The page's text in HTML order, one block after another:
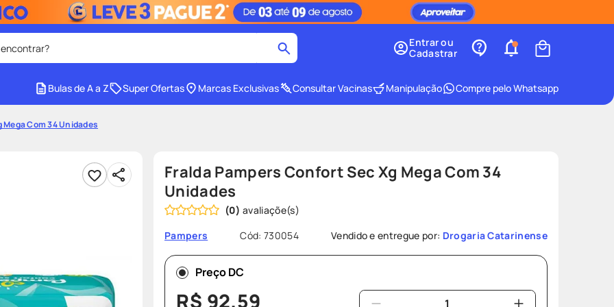
8º desodorante
teste gravidez
Entrar ou
Cadastrar
Bulas de A a Z Super Ofertas Marcas Exclusivas Consultar Vacinas Manipulação Compre pelo Whatsapp
Com 34 Unidades
Fralda Pampers Confort Sec Xg Mega Com 34
Unidades
(0)
Pampers
Cód: 730054 Vendido e entregue por: Drogaria Catarinense
Preço DC
R$ 92,59